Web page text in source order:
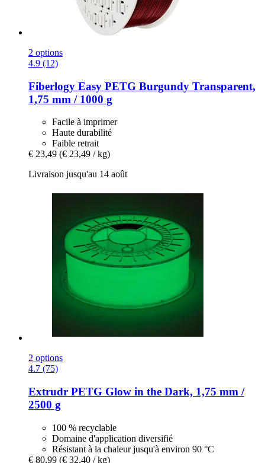
2 options
4.9 (12)
Fiberlogy Easy PETG Burgundy Transparent,
1,75 mm / 1000 g
Facile à imprimer
Haute durabilité
Faible retrait
€ 23,49 (€ 23,49 / kg)
Livraison jusqu'au 14 août
2 options
4.7 (75)
Extrudr PETG Glow in the Dark, 1,75 mm /
2500 g
100 % recyclable
Domaine d'application diversifié
Résistant à la chaleur jusqu'à environ 90 °C
€ 80,99 (€ 32,40 / kg)